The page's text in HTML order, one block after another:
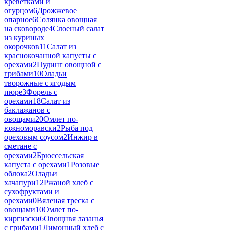
огурцом6Дрожжевое
опарное6Солянка овощная
на сковороде4Слоеный салат
из куриных
окорочков11Салат из
краснокочанной капусты с
орехами2Пудинг овощной с
грибами10Оладьи
творожные с ягодым
пюре3Форель с
орехами18Салат из
баклажанов с
овощами20Омлет по-
южноморавски2Рыба под
ореховым соусом2Инжир в
сметане с
орехами2Брюссельская
капуста с орехами1Розовые
облока2Оладьи
хачапури12Ржаной хлеб с
сухофруктами и
орехами0Вяленая треска с
овощами10Омлет по-
киргизски6Овощнвя лазанья
с грибами1Лимонный хлеб с